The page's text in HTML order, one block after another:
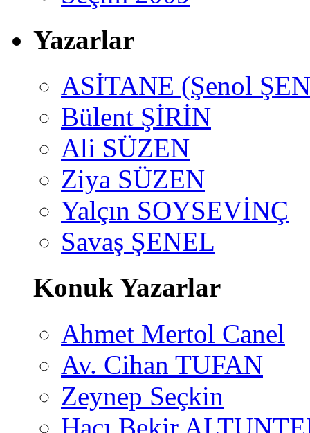
Yazarlar
ASİTANE (Şenol
Bülent ŞİRİN
Ali SÜZEN
Ziya SÜZEN
Yalçın SOYSEVİNÇ
Savaş ŞENEL
Konuk Yazarlar
Ahmet Mertol Canel
Av. Cihan TUFAN
Zeynep Seçkin
Hacı Bekir